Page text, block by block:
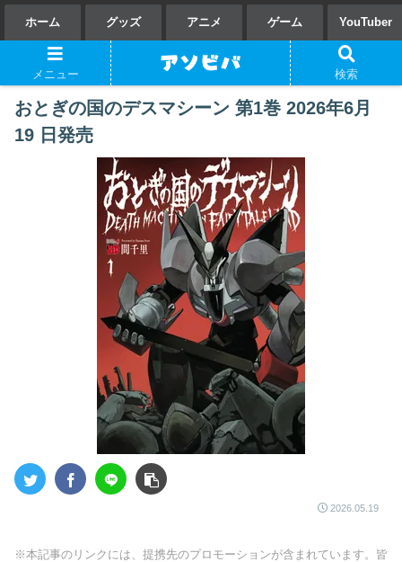
ホーム グッズ アニメ ゲーム YouTuber
おとぎの国のデスマシーン 第1巻 2026年6月
19 日発売
2026.05.19
※本記事のリンクには、提携先のプロモーションが含まれています。皆
メニュー 検索